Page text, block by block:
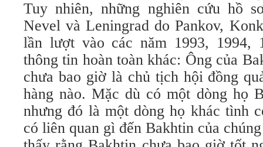
Tuy nhiên, những nghiên cứu hồ
Nevel và Leningrad do Pankov,
lần lượt vào các năm 1993, 1994,
thông tin hoàn toàn khác: Ông của
chưa bao giờ là chủ tịch hội đồng
hàng nào. Mặc dù có một dòng họ
nhưng đó là một dòng họ khác tình
có liên quan gì đến Bakhtin của